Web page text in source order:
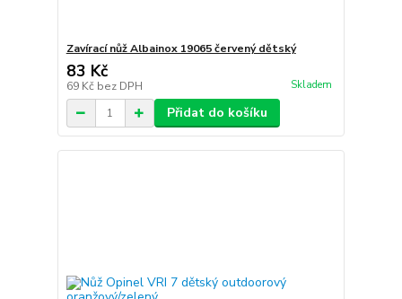
Zavírací nůž Albainox 19065 červený dětský
83 Kč
69 Kč bez DPH Skladem
Přidat do košíku